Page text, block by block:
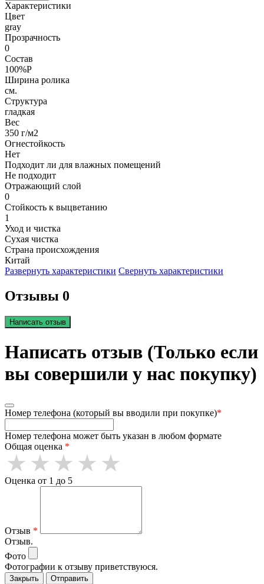
Характеристики
Цвет
gray
Прозрачность
0
Состав
100%P
Ширина ролика
см.
Структура
гладкая
Вес
350 г/м2
Огнестойкость
Нет
Подходит ли для влажных помещений
Не подходит
Отражающий слой
0
Стойкость к выцветанию
1
Уход и чистка
Сухая чистка
Страна происхождения
Китай
Развернуть характеристики Свернуть характеристики
Отзывы 0
Написать отзыв
Написать отзыв (Только если
вы совершили у нас покупку)
Номер телефона (который вы вводили при покупке)*
Номер телефона может быть указан в любом формате
Общая оценка *
Оценка от 1 до 5
Отзыв *
Отзыв.
Фото
Фотографии к отзыву приветствуюся.
Закрыть Отправить